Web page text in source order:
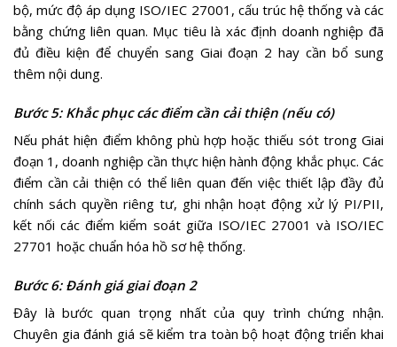
bộ, mức độ áp dụng ISO/IEC 27001, cấu trúc hệ thống và các
bằng chứng liên quan. Mục tiêu là xác định doanh nghiệp đã
đủ điều kiện để chuyển sang Giai đoạn 2 hay cần bổ sung
thêm nội dung.
Bước 5: Khắc phục các điểm cần cải thiện (nếu có)
Nếu phát hiện điểm không phù hợp hoặc thiếu sót trong Giai
đoạn 1, doanh nghiệp cần thực hiện hành động khắc phục. Các
điểm cần cải thiện có thể liên quan đến việc thiết lập đầy đủ
chính sách quyền riêng tư, ghi nhận hoạt động xử lý PI/PII,
kết nối các điểm kiểm soát giữa ISO/IEC 27001 và ISO/IEC
27701 hoặc chuẩn hóa hồ sơ hệ thống.
Bước 6: Đánh giá giai đoạn 2
Đây là bước quan trọng nhất của quy trình chứng nhận.
Chuyên gia đánh giá sẽ kiểm tra toàn bộ hoạt động triển khai